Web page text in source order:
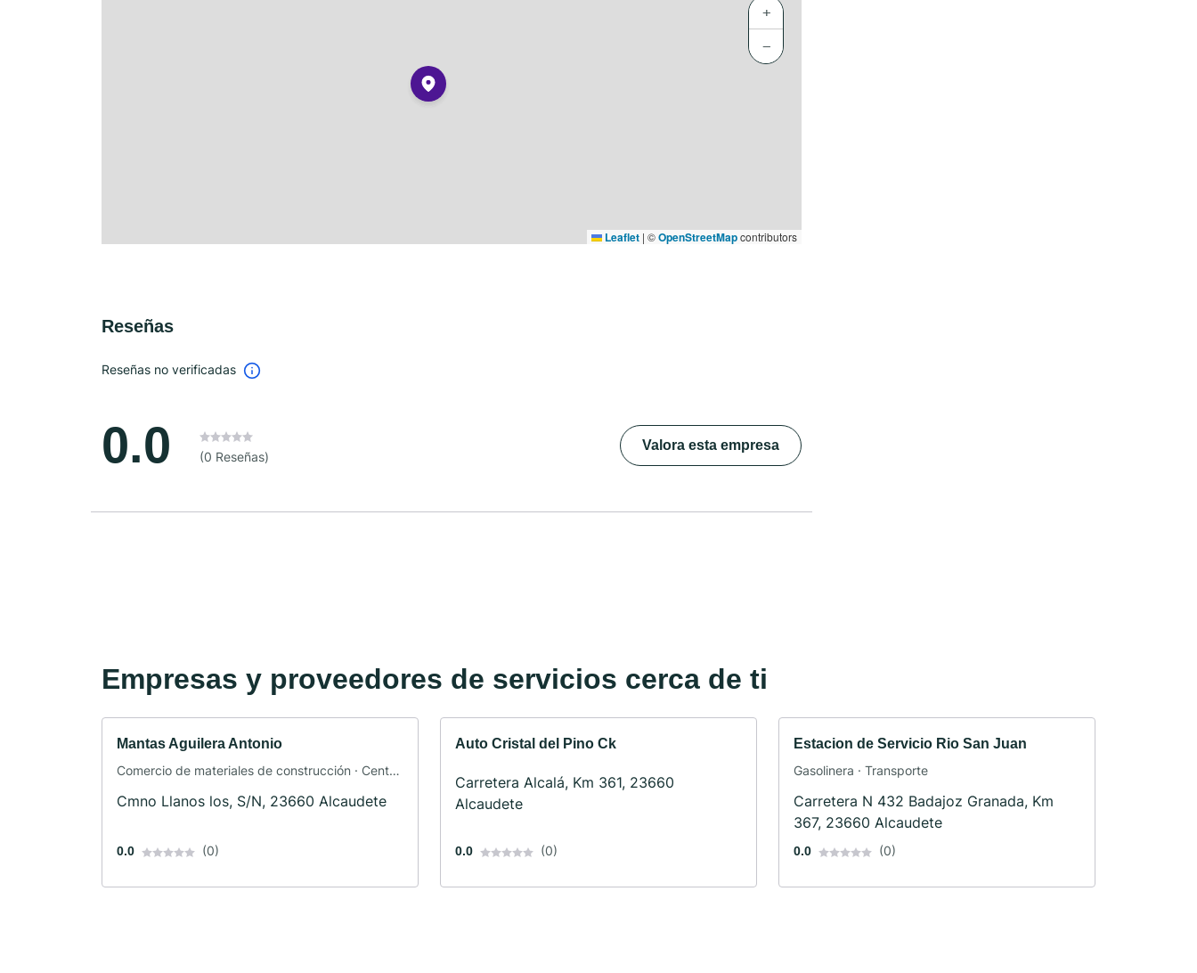
+
−
Leaflet | ©OpenStreetMapcontributors
Reseñas
Reseñas no verificadas
0.0 (0 Reseñas)
Valora esta empresa
Empresas y proveedores de servicios cerca de ti
Mantas Aguilera Antonio
Comercio de materiales de construcción · Centro
Cmno Llanos los, S/N, 23660 Alcaudete
0.0 (0)
Auto Cristal del Pino Ck
Carretera Alcalá, Km 361, 23660
Alcaudete
0.0 (0)
Estacion de Servicio Rio San Juan
Gasolinera · Transporte
Carretera N 432 Badajoz Granada, Km
367, 23660 Alcaudete
0.0 (0)